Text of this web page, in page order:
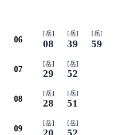
06
[岳]
08
[岳]
39
[岳]
59
07
[岳]
29
[岳]
52
08
[岳]
28
[岳]
51
09
[岳] [岳]